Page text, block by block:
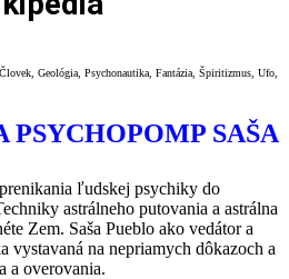
Geológia, Psychonautika, Fantázia, Špiritizmus, Ufo,
PSYCHOPOMP SAŠA
ľudskej psychiky do
astrálneho putovania a astrálna
Zem. Saša Pueblo ako vedátor a
vystavaná na nepriamych dôkazoch a
a overovania.